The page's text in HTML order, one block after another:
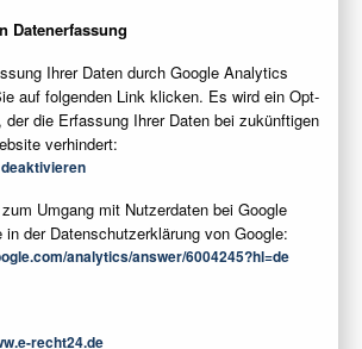
Datenerfassung
Ihrer Daten durch Google Analytics
auf folgenden Link klicken. Es wird ein Opt-
die Erfassung Ihrer Daten bei zukünftigen
verhindert:
Umgang mit Nutzerdaten bei Google
der Datenschutzerklärung von Google:
analytics/answer/6004245?hl=de
recht24.de